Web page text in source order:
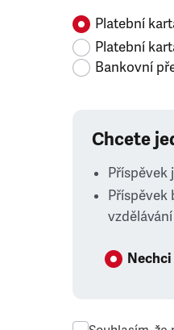
Platební
Platební
Bankovní
Chcete
Příspěvek
Nechci